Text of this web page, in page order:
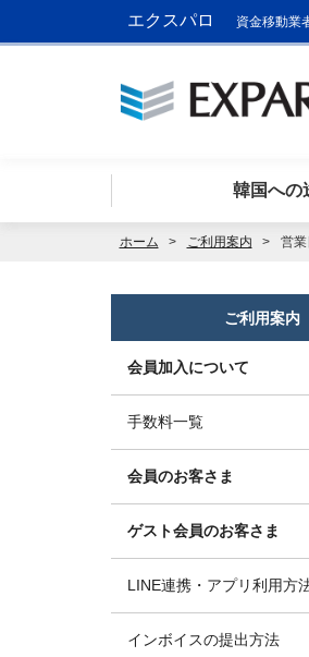
エクスパロ 資金移動業
韓国への
ホーム ご利用案内 営
ご利用案内
会員加入について
手数料一覧
会員のお客さま
ゲスト会員のお客さま
LINE連携・アプリ利用方
インボイスの提出方法